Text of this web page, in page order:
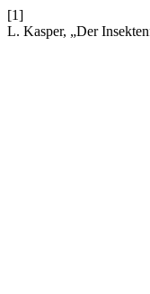
[1]
L. Kasper, „Der